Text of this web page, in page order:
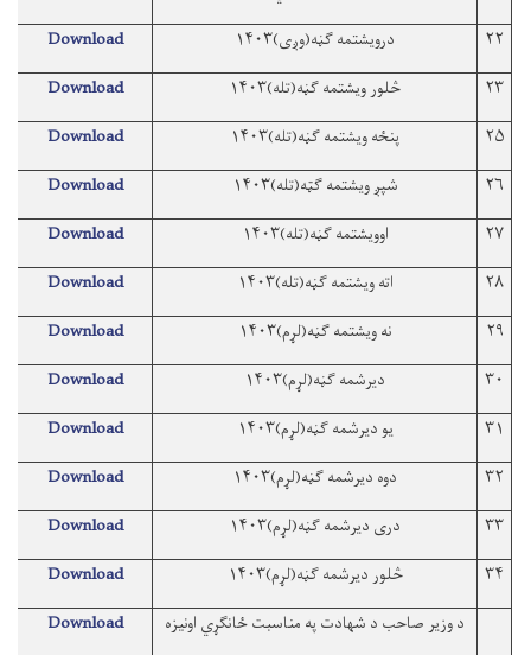
۲۲
درویشتمه ګڼه(وږی)۱۴۰۳
Download
۲۳
څلور ویشتمه ګڼه(تله)۱۴۰۳
Download
۲۵
پنځه ویشتمه ګڼه(تله)۱۴۰۳
Download
۲۶
شپږ ویشتمه ګټه(تله)۱۴۰۳
Download
۲۷
اوویشتمه ګڼه(تله)۱۴۰۳
Download
۲۸
اته ویشتمه ګڼه(تله)۱۴۰۳
Download
۲۹
نه ویشتمه ګڼه(لړم)۱۴۰۳
Download
۳۰
دیرشمه ګڼه(لړم)۱۴۰۳
Download
۳۱
یو دیرشمه ګڼه(لړم)۱۴۰۳
Download
۳۲
دوه دیرشمه ګڼه(لړم)۱۴۰۳
Download
۳۳
دری دیرشمه ګڼه(لړم)۱۴۰۳
Download
۳۴
څلور دیرشمه ګڼه(لړم)۱۴۰۳
Download
د وزیر صاحب د شهادت په مناسبت ځانګړي اونیزه
Download